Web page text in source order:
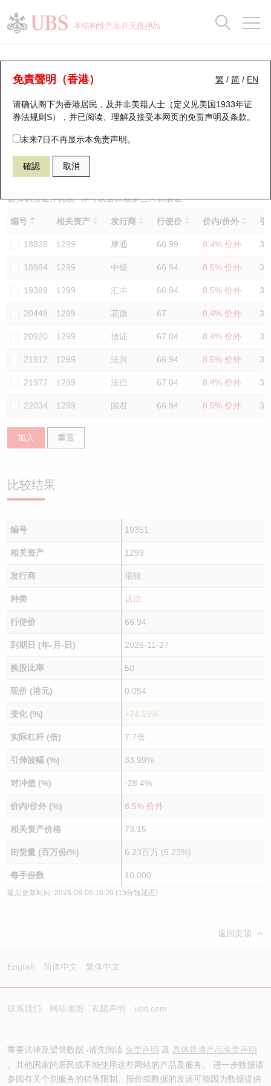
本结构性产品并无抵押品
繁 / 简 / EN
免責聲明（香港）
请确认阁下为香港居民，及并非美籍人士（定义见美国1933年证
券法规则S），并已阅读、理解及接受本网页的免责声明及条款。
未来7日不再显示本免责声明。
確認 取消
认股证分析仪
表现 街货统计 比较
19351 瑞银认沽 1299 友邦保险
选择认股证作比较*你可以选择最多三只认股证
编号 相关资产 发行商 行使价 价内/价外 引
18828 1299 摩通 66.99 8.4% 价外
18984 1299 中银 66.94 8.5% 价外
19389 1299 汇丰 66.94 8.5% 价外
20448 1299 花旗 67 8.4% 价外
20920 1299 信证 67.04 8.4% 价外
21912 1299 法兴 66.94 8.5% 价外
21972 1299 法巴 67.04 8.4% 价外
22034 1299 国君 66.94 8.5% 价外
加入 重置
比较结果
编号 19351
相关资产 1299
发行商 瑞银
种类 认沽
行使价 66.94
到期日 (年-月-日) 2026-11-27
换股比率 50
现价 (港元) 0.054
变化 (%) +74.19%
实际杠杆 (倍) 7.7倍
引伸波幅 (%) 33.99%
对冲值 (%) -28.4%
价内/价外 (%) 8.5% 价外
相关资产价格 73.15
街货量 (百万份/%) 6.23百万 (6.23%)
每手份数 10,000
最后更新时间: 2026-08-06 16:20 (15分锺延迟)
返回页顶
English 简体中文 繁体中文
联系我们 网站地图 私隐声明 ubs.com
重要法律及槼管数据 -请先阅读 免责声明 及 具体香港产品免责声明
。其他国家的居民或不能使用这些网站的产品及服务。 进一步数据请
参阅有关个别服务的销售限制。报价或数据的发送可能因为数据提供
瑞银认股证一览
新发行瑞银认股证
即将到期认股证
认股证到期结算价查找
认股证分析仪
认股证速算机
认股证/牛熊证日志
认股证文件及公告
街货统计
比较
牛熊全景快搜
牛熊证搜寻
牛熊证街货分布图
正股牛熊证列表
新发行瑞银牛熊证
已收回牛熊证剩余价值
牛熊证到期结算价查找
牛熊证分析仪
牛熊证文件及公告
牛熊证文件及公告 (瑞信)
街货统计
比较
十大升幅/跌幅
十大认股证成交分布
十天股证占大市成交
资金流
街货统计
三十大平均引伸波幅
正股分析仪
二十大活跃股份
恒指成份股
国指成份股
科指成份股
相关资产沽空
中资ETFs溢价比较
AH 股价对照
ADR
收市竞价变化
持股比重
显示所有持股比重
每月轮证大市专题
轮证专栏
讲座及教育短片
认股证投资者教育
牛熊证投资者教育
认股证牛熊证常问问题